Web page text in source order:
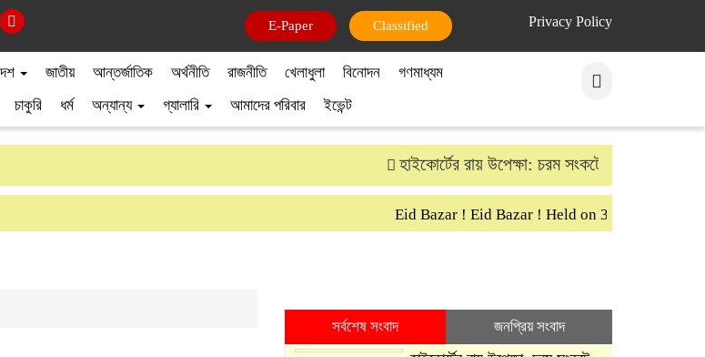
Privacy Policy
ই-পেপার ক্লাসিফাইড
জাতীয় আন্তর্জাতিক অর্থনীতি রাজনীতি খেলাধুলা বিনোদন
গণমাধ্যম
চাকুরি ধর্ম অন্যান্য গ্যালারি আমাদের পরিবার ইভেন্ট
হাইকোর্টের রায় উপেক্ষা: চরম সংকটে গ্রামীণ ব্যাংকের ১৪
Eid Bazar ! Eid Bazar ! Held on 30th March
সর্বশেষ সংবাদ জনপ্রিয় সংবাদ